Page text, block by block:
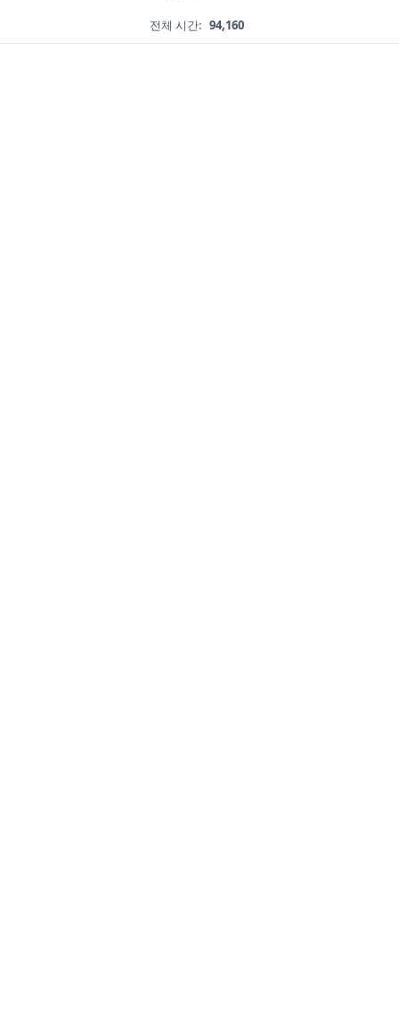
전체 시간: 94,160